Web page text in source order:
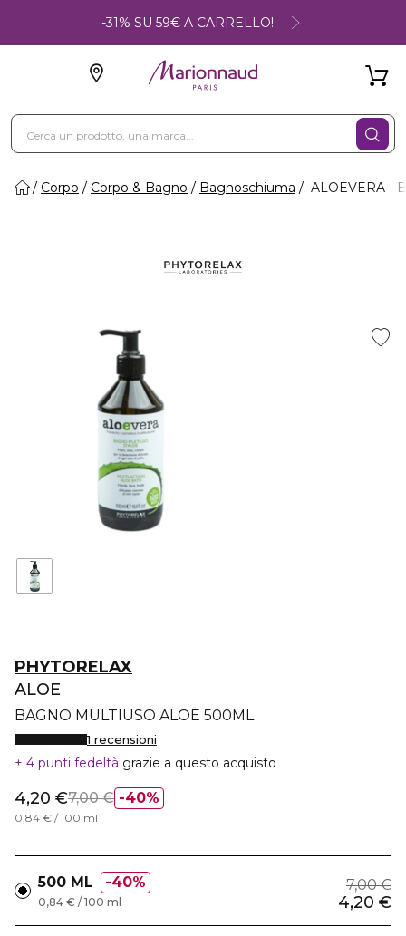
-31% SU 59€ A CARRELLO!
Corpo Corpo & Bagno Bagnoschiuma ALOEVERA -
PHYTORELAX
ALOE
BAGNO MULTIUSO ALOE 500ML
1 recensioni
4 punti fedeltà grazie a questo acquisto
40%
4,20 €7,00 €
0,84 € / 100 ml
500 ML 40% 7,00 €
4,20 €
0,84 € / 100 ml